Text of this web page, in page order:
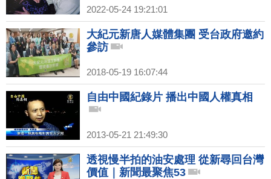
2022-05-24 19:21:01
大紀元新唐人媒體集團 受台政府邀約
參訪
2018-05-19 16:07:44
自由中國紀錄片 播出中國人權真相
2013-05-21 21:49:30
透視慢半拍的油安處理 從新尋回台灣
價值｜新聞最聚焦53